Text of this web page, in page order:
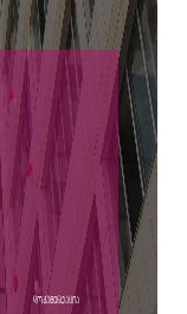
დოკუმენტაცია